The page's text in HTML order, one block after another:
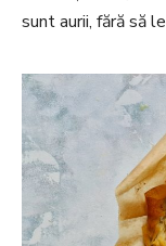
sunt aurii, fără să